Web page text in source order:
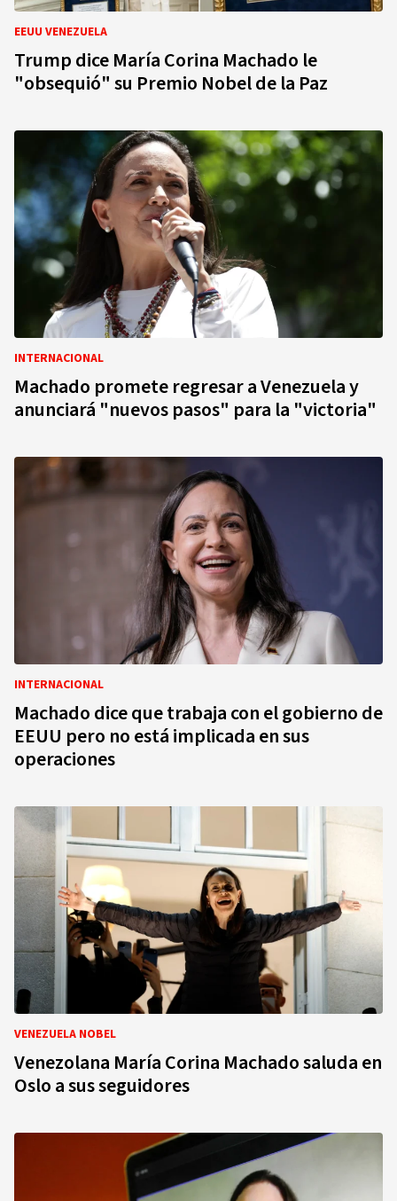
EEUU VENEZUELA
Trump dice María Corina Machado le
"obsequió" su Premio Nobel de la Paz
INTERNACIONAL
Machado promete regresar a Venezuela y
anunciará "nuevos pasos" para la "victoria"
INTERNACIONAL
Machado dice que trabaja con el gobierno de
EEUU pero no está implicada en sus
operaciones
VENEZUELA NOBEL
Venezolana María Corina Machado saluda en
Oslo a sus seguidores